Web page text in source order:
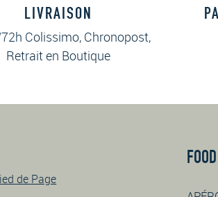
LIVRAISON
Colissimo, Chronopost,
Retrait en Boutique